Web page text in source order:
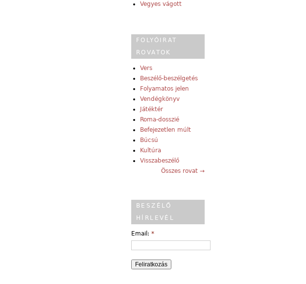
Vegyes vágott
FOLYÓIRAT
ROVATOK
Vers
Beszélő-beszélgetés
Folyamatos jelen
Vendégkönyv
Játéktér
Roma-dosszié
Befejezetlen múlt
Búcsú
Kultúra
Visszabeszélő
Összes rovat →
BESZÉLŐ
HÍRLEVÉL
Email: *